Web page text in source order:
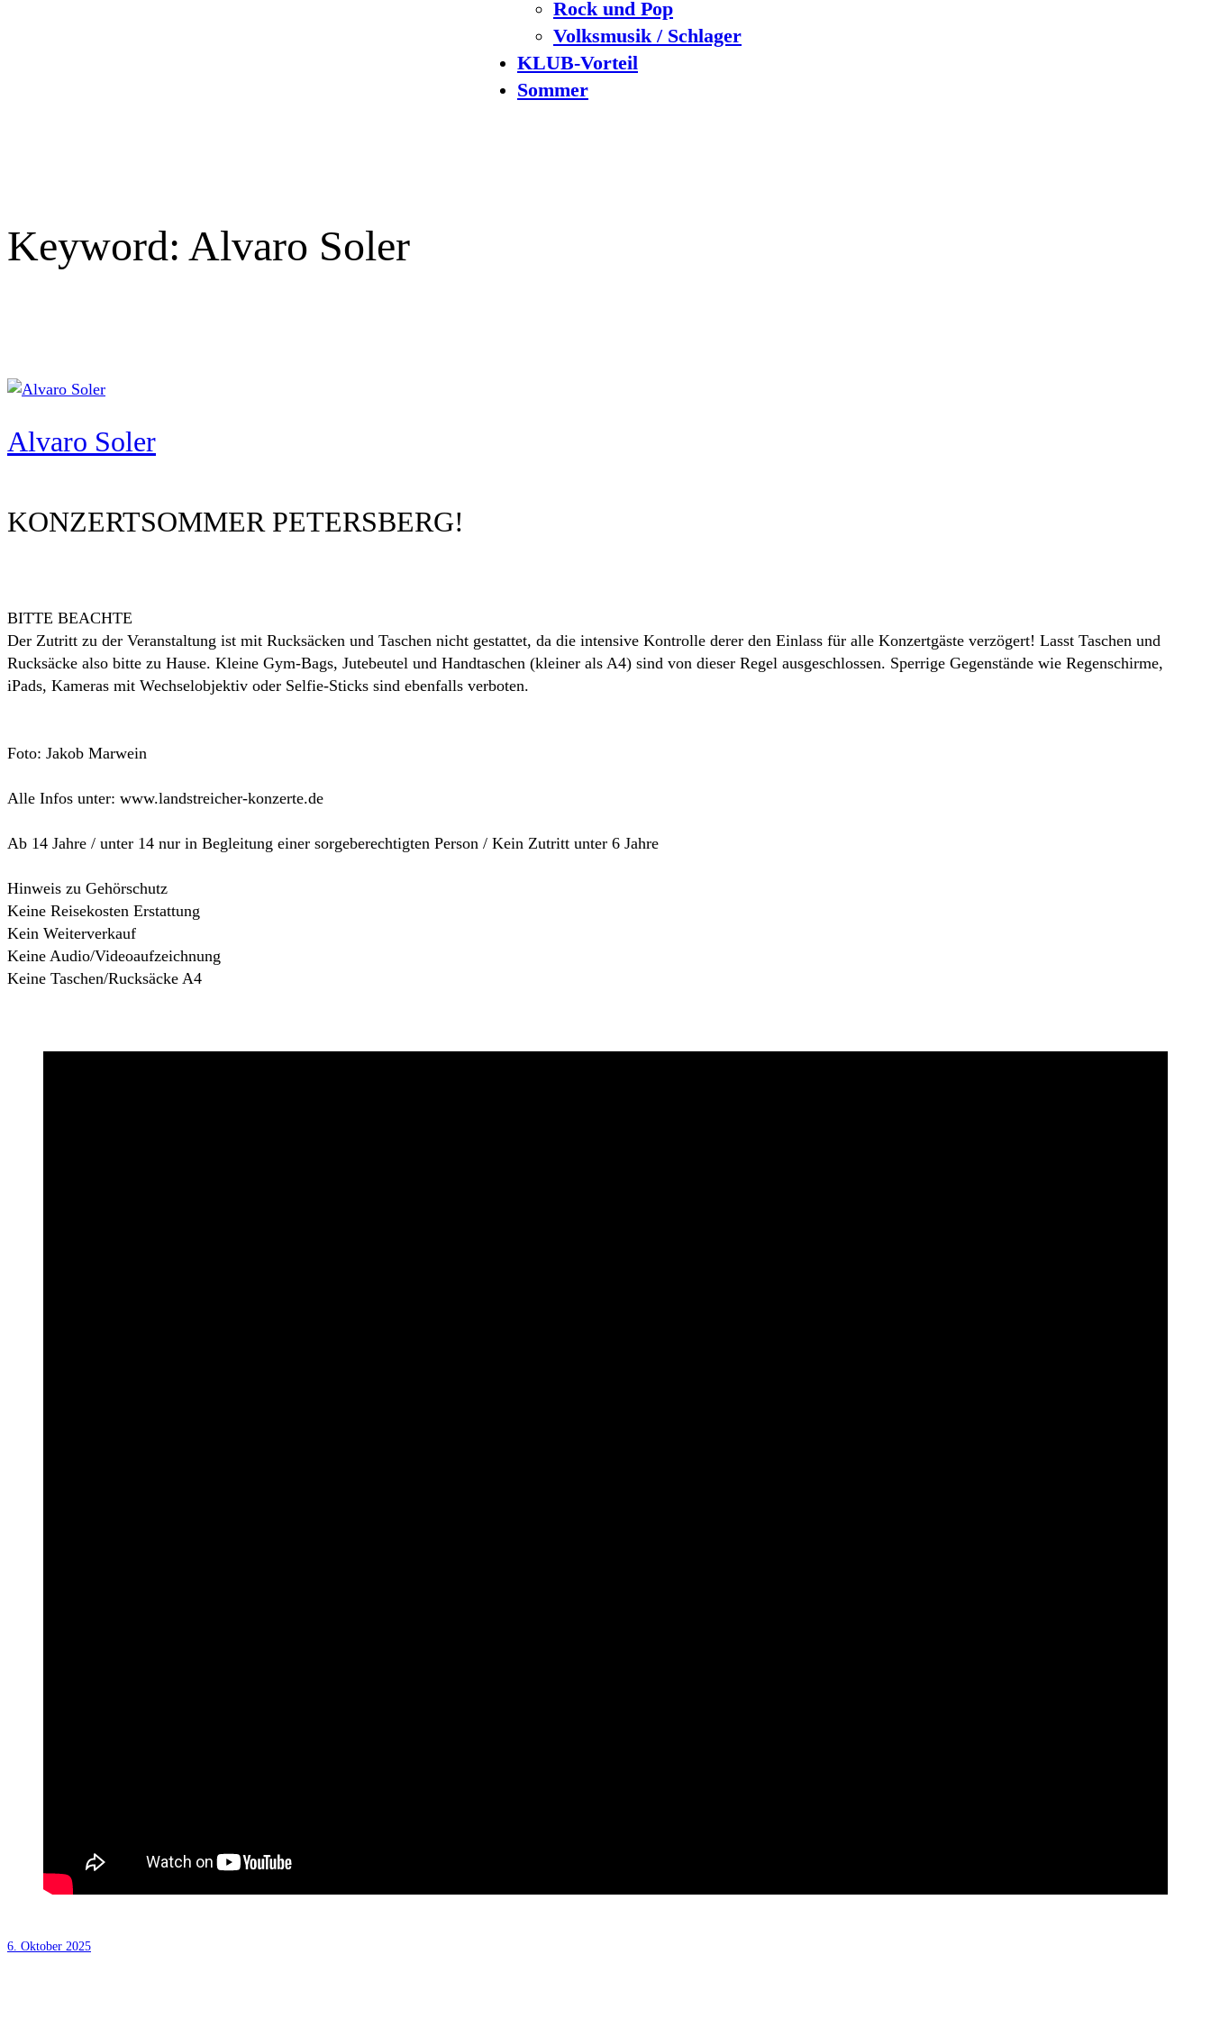
Rock und Pop
Volksmusik / Schlager
KLUB-Vorteil
Sommer
Keyword: Alvaro Soler
Alvaro Soler
KONZERTSOMMER PETERSBERG!
BITTE BEACHTE
Der Zutritt zu der Veranstaltung ist mit Rucksäcken und Taschen nicht gestattet, da die intensive Kontrolle derer den Einlass für alle Konzertgäste verzögert! Lasst Taschen und
Rucksäcke also bitte zu Hause. Kleine Gym-Bags, Jutebeutel und Handtaschen (kleiner als A4) sind von dieser Regel ausgeschlossen. Sperrige Gegenstände wie Regenschirme,
iPads, Kameras mit Wechselobjektiv oder Selfie-Sticks sind ebenfalls verboten.
Foto: Jakob Marwein
Alle Infos unter: www.landstreicher-konzerte.de
Ab 14 Jahre / unter 14 nur in Begleitung einer sorgeberechtigten Person / Kein Zutritt unter 6 Jahre
Hinweis zu Gehörschutz
Keine Reisekosten Erstattung
Kein Weiterverkauf
Keine Audio/Videoaufzeichnung
Keine Taschen/Rucksäcke A4
6. Oktober 2025